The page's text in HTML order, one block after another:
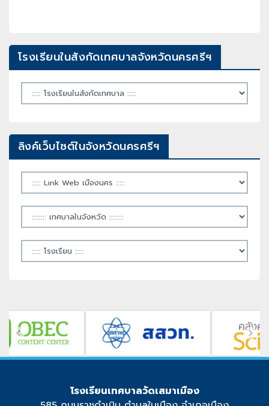
โรงเรียนในสังกัดเทศบาลจังหวัดนครศรีฯ
ลิงค์เว็บไซต์ในจังหวัดนครศรีฯ
โรงเรียนเทศบาลวัดเสมาเมือง